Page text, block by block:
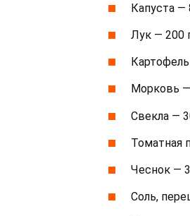
Капуста —
Лук — 200
Морковь
Свекла —
Томатная
Чеснок —
Соль,